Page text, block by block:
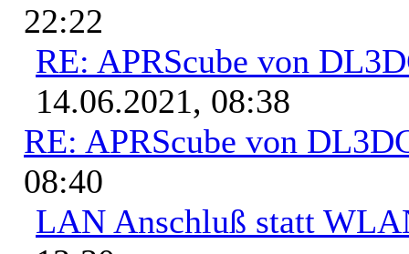
22:22
RE: APRScube von
14.06.2021, 08:38
RE: APRScube von
08:40
LAN Anschluß statt